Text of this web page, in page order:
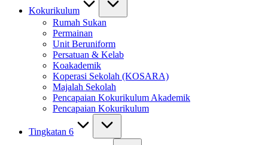
Kokurikulum
Rumah Sukan
Permainan
Unit Beruniform
Persatuan & Kelab
Koakademik
Koperasi Sekolah (KOSARA)
Majalah Sekolah
Pencapaian Kokurikulum Akademik
Pencapaian Kokurikulum
Tingkatan 6